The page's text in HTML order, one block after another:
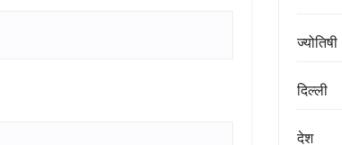
ज्योतिषी
दिल्ली
देश